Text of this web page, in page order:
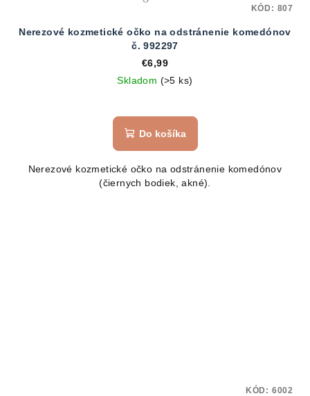
Nerezové kozmetické očko na odstránenie komedónov
č. 992297
€6,99
Skladom (>5 ks)
Do košíka
Nerezové kozmetické očko na odstránenie komedónov
(čiernych bodiek, akné).
KÓD: 807
KÓD: 6002